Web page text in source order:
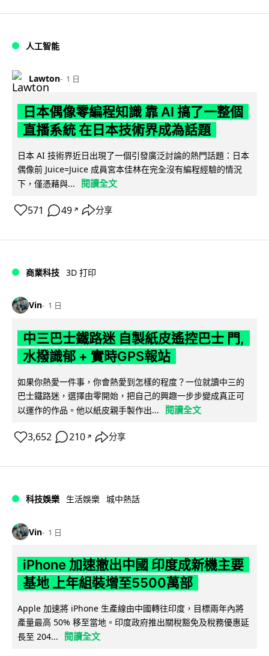
人工智能
Lawton 1 日
日本偶像零編程知識 靠 AI 搞了一整個
直播系統 在日本技術界成為話題
日本 AI 技術界近日出現了一個引發廣泛討論的熱門話題：日本
偶像前 Juice=Juice 成員宮本佳林在完全沒有編程經驗的情況
下，僅憑藉與...
閱讀全文
571 49 ↗ 分享
商業科技 3D 打印
Vin 1 日
中三巴士鐵路迷 自製紙皮遙控巴士 門,
水撥識郁 + 實時GPS報站
如果你熱愛一件事，你會熱愛到怎樣的程度？一位就讀中三的
巴士鐵路迷，選擇由零開始，把自己的興趣一步步變成真正可
以運作的作品。他以紙皮親手製作出...
閱讀全文
3,652 210 ↗ 分享
科技娛樂 生活娛樂 城中熱話
Vin 1 日
iPhone 加速撤出中國 印度成新機主要
基地 上年組裝增至5500萬部
Apple 加速將 iPhone 生產線由中國轉往印度，目標兩年內將
產量最高 50% 移至當地。印度政府推出關稅豁免及稅務優惠延
長至 204...
閱讀全文